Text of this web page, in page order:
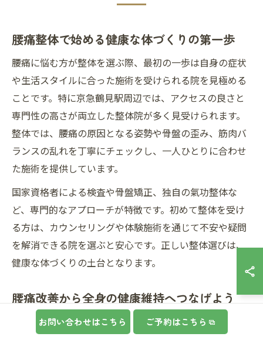
腰痛整体で始める健康な体づくりの第一歩
腰痛に悩む方が整体を選ぶ際、最初の一歩は自身の症状
や生活スタイルに合った施術を受けられる院を見極める
ことです。特に京急鶴見駅周辺では、アクセスの良さと
専門性の高さが両立した整体院が多く見受けられます。
整体では、腰痛の原因となる姿勢や骨盤の歪み、筋肉バ
ランスの乱れを丁寧にチェックし、一人ひとりに合わせ
た施術を提供しています。
国家資格者による検査や骨盤矯正、独自の氣功整体な
ど、専門的なアプローチが特徴です。初めて整体を受け
る方は、カウンセリングや体験施術を通じて不安や疑問
を解消できる院を選ぶと安心です。正しい整体選びは、
健康な体づくりの土台となります。
腰痛改善から全身の健康維持へつなげよう
腰痛整体の目的は、単なる痛みの軽減にとどまりませ
お問い合わせはこちら ご予約はこちら